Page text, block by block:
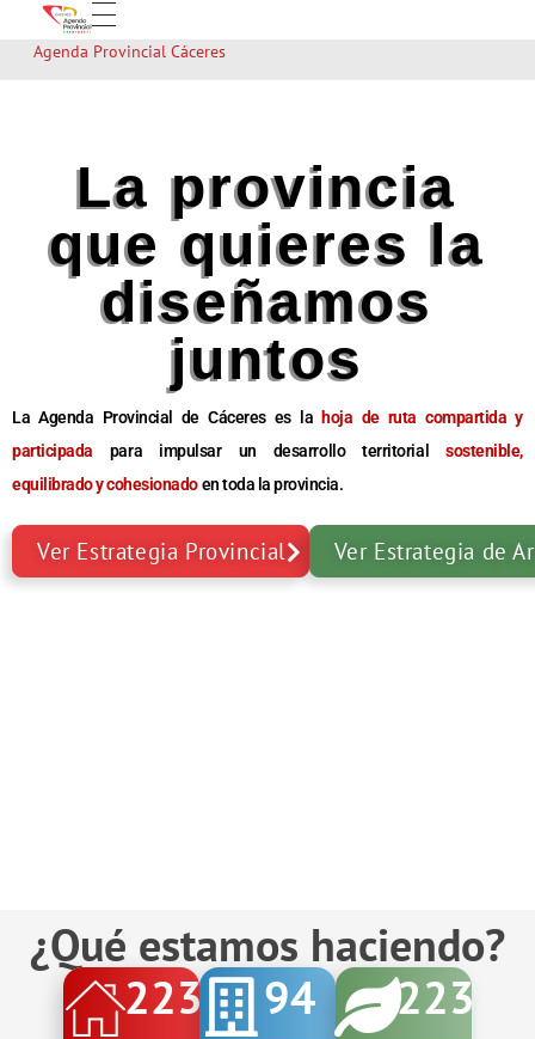
Agenda Provincial Cáceres
La provincia
que quieres la
diseñamos
juntos
La Agenda Provincial de Cáceres es la hoja de ruta compartida y
participada para impulsar un desarrollo territorialsostenible,
equilibrado y cohesionadoen toda la provincia.
Ver Estrategia Provincial Ver Estrategia de
¿Qué estamos haciendo?
223
94 223